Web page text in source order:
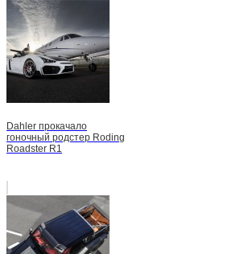
Dahler прокачало
гоночный родстер Roding
Roadster R1